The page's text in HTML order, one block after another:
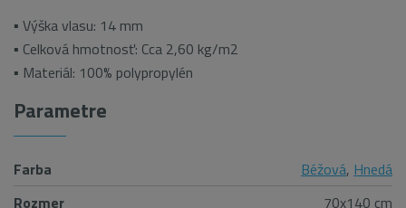
▪ Výška vlasu: 14 mm
▪ Celková hmotnosť: Cca 2,60 kg/m2
▪ Materiál: 100% polypropylén
Parametre
Farba Béžová, Hnedá
Rozmer
70x140 cm